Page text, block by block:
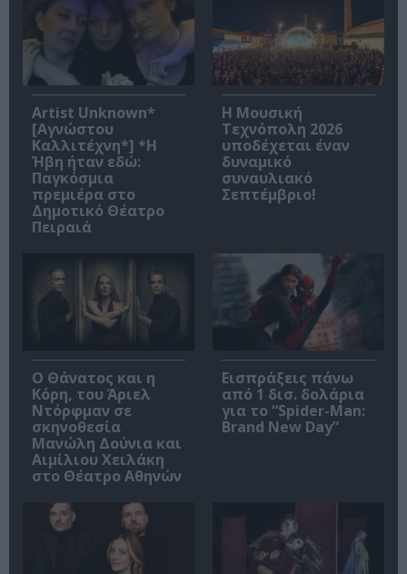
Artist Unknown*
[Αγνώστου
Καλλιτέχνη*] *Η
Ήβη ήταν εδώ:
Παγκόσμια
πρεμιέρα στο
Δημοτικό Θέατρο
Πειραιά
Η Μουσική
Τεχνόπολη 2026
υποδέχεται έναν
δυναμικό
συναυλιακό
Σεπτέμβριο!
Ο Θάνατος και η
Κόρη, του Άριελ
Ντόρφμαν σε
σκηνοθεσία
Μανώλη Δούνια και
Αιμίλιου Χειλάκη
στο Θέατρο Αθηνών
Εισπράξεις πάνω
από 1 δισ. δολάρια
για το “Spider-Man:
Brand New Day”